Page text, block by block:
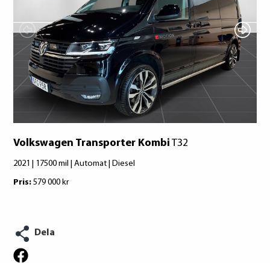
konsumentverket.se
Volkswagen Transporter Kombi T32
2021 | 17500 mil | Automat | Diesel
Pris: 579 000 kr
Dela